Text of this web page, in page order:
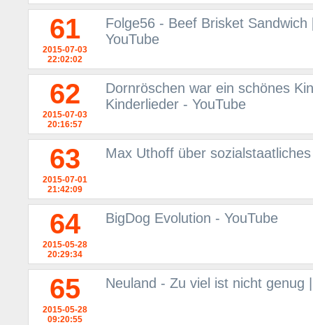
61
2015-07-03
22:02:02
Folge56 - Beef Brisket
YouTube
62
2015-07-03
20:16:57
Dornröschen war ein schönes
Kinderlieder - YouTube
63
2015-07-01
21:42:09
Max Uthoff über
64
2015-05-28
20:29:34
BigDog Evolution - YouTube
65
2015-05-28
09:20:55
Neuland - Zu viel ist nicht genug